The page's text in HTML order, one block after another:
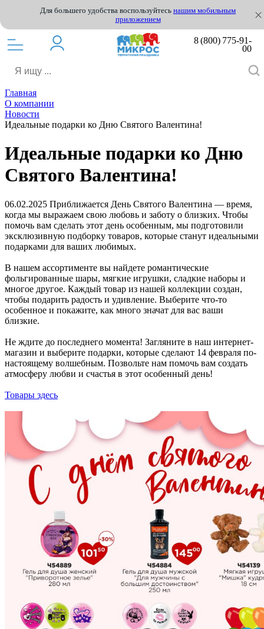
Для большего удобства воспользуйтесь нашим мобильным
приложением
8 (800) 775-91-
00
Главная
О компании
Новости
Идеальные подарки ко Дню Святого Валентина!
Идеальные подарки ко Дню
Святого Валентина!
06.02.2025 Приближается День Святого Валентина — время,
когда мы выражаем свою любовь и заботу о близких. Чтобы
помочь вам сделать этот день особенным, мы подготовили
эксклюзивную подборку товаров, которые станут идеальными
подарками для ваших любимых.
В нашем ассортименте вы найдете романтические
фольгированные шары, мягкие игрушки, сладкие наборы и
многое другое. Каждый товар из нашей коллекции создан,
чтобы подарить радость и удивление. Выберите что-то
особенное и покажите, как много значат для вас ваши
близкие.
Не ждите до последнего момента! Загляните в наш интернет-
магазин и выберите подарки, которые сделают 14 февраля по-
настоящему волшебным. Позвольте нам помочь вам создать
атмосферу любви и счастья в этот особенный день!
Товары здесь